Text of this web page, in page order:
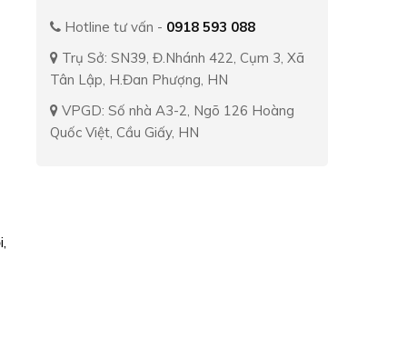
Hotline tư vấn - 0918 593 088
Trụ Sở: SN39, Đ.Nhánh 422, Cụm 3, Xã
Tân Lập, H.Đan Phượng, HN
VPGD: Số nhà A3-2, Ngõ 126 Hoàng
Quốc Việt, Cầu Giấy, HN